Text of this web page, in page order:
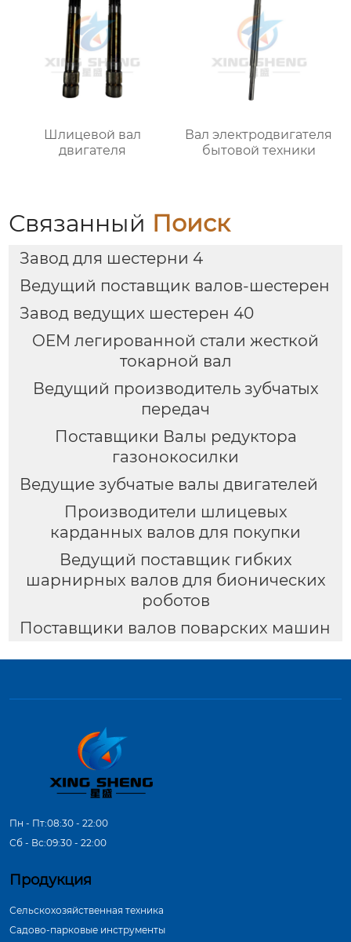
Шлицевой вал
двигателя
Вал электродвигателя
бытовой техники
Связанный Поиск
Завод для шестерни 4
Ведущий поставщик валов-шестерен
Завод ведущих шестерен 40
OEM легированной стали жесткой
токарной вал
Ведущий производитель зубчатых
передач
Поставщики Валы редуктора
газонокосилки
Ведущие зубчатые валы двигателей
Производители шлицевых
карданных валов для покупки
Ведущий поставщик гибких
шарнирных валов для бионических
роботов
Поставщики валов поварских машин
Пн - Пт:08:30 - 22:00
Сб - Вс:09:30 - 22:00
Продукция
Сельскохозяйственная техника
Садово-парковые инструменты